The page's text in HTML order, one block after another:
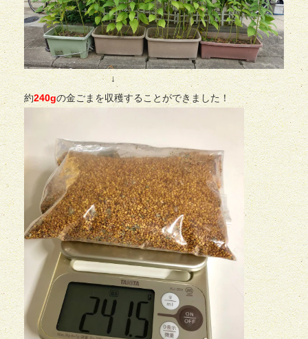
↓
約240gの金ごまを収穫することができました！